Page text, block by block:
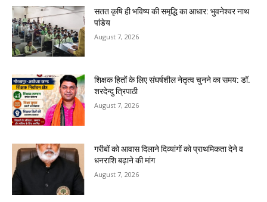
सतत कृषि ही भविष्य की समृद्धि का आधार: भुवनेश्वर नाथ
पांडेय
August 7, 2026
शिक्षक हितों के लिए संघर्षशील नेतृत्व चुनने का समय: डॉ.
शरदेन्दु त्रिपाठी
August 7, 2026
गरीबों को आवास दिलाने दिव्यांगों को प्राथमिकता देने व
धनराशि बढ़ाने की मांग
August 7, 2026